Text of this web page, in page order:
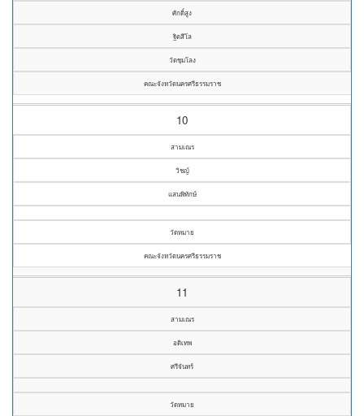
ศักดิ์สูง
ฐิตสีโล
วัดชุมโลง
คณะจังหวัดนครศรีธรรมราช
10
สามเณร
วิชญ์
แสนพิทักษ์
วัดหมาย
คณะจังหวัดนครศรีธรรมราช
11
สามเณร
อดิเทพ
ศรีจันทร์
วัดหมาย